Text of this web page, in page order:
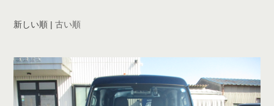
新しい順 |古い順